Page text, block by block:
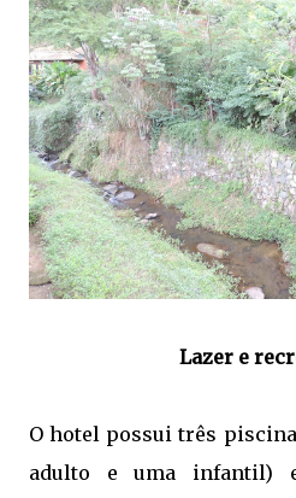
Lazer e
O hotel possui três
adulto e uma infantil)